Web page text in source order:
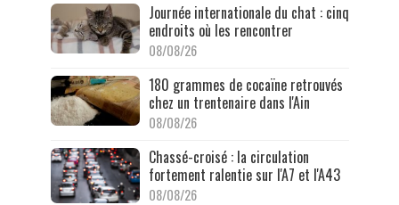
Journée internationale du chat : cinq
endroits où les rencontrer
08/08/26
180 grammes de cocaïne retrouvés
chez un trentenaire dans l'Ain
08/08/26
Chassé-croisé : la circulation
fortement ralentie sur l'A7 et l'A43
08/08/26